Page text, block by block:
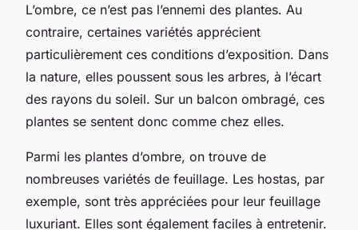
L’ombre, ce n’est pas l’ennemi des plantes. Au
contraire, certaines variétés apprécient
particulièrement ces conditions d’exposition. Dans
la nature, elles poussent sous les arbres, à l’écart
des rayons du soleil. Sur un balcon ombragé, ces
plantes se sentent donc comme chez elles.
Parmi les plantes d’ombre, on trouve de
nombreuses variétés de feuillage. Les hostas, par
exemple, sont très appréciées pour leur feuillage
luxuriant. Elles sont également faciles à entretenir.